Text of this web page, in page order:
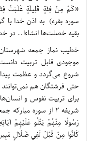
سوره بقره) به اذن خدا با
بقیه خصلت‌ها انشاءا.. در
خطیب نماز جمعه
موجودی قابل تربیت
شروع می‌گردد و عظمت
حتی فرشتگان هم نمی‌توانند
برای تربیت نفوس و
شریفه 2 از سوره
رَسُولًا مِنْهُمْ يَتْلُو عَلَيْهِمْ
كَانُوا مِنْ قَبْلُ لَفِي ضَلَالٍ